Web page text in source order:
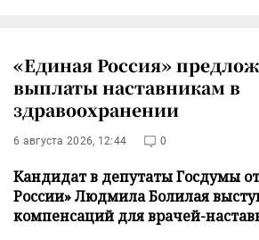
«Единая Россия»
выплаты наставникам в
здравоохранении
6 августа 2026, 12:44 0
Кандидат в депутаты Госдумы
России» Людмила Болилая
компенсаций для врачей-